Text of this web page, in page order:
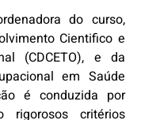
do curso,
Cientifico e
(CDCETO), e da
em Saúde
é conduzida por
rigorosos critérios